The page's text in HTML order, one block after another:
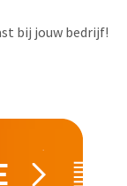
bij jouw bedrijf!